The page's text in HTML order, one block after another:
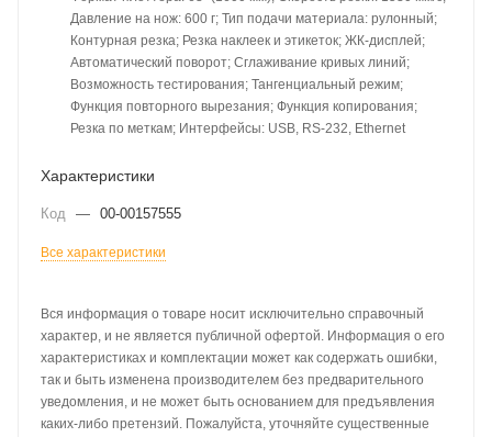
Давление на нож: 600 г; Тип подачи материала: рулонный;
Контурная резка; Резка наклеек и этикеток; ЖК-дисплей;
Автоматический поворот; Сглаживание кривых линий;
Возможность тестирования; Тангенциальный режим;
Функция повторного вырезания; Функция копирования;
Резка по меткам; Интерфейсы: USB, RS-232, Ethernet
Характеристики
Код — 00-00157555
Все характеристики
Вся информация о товаре носит исключительно справочный
характер, и не является публичной офертой. Информация о его
характеристиках и комплектации может как содержать ошибки,
так и быть изменена производителем без предварительного
уведомления, и не может быть основанием для предъявления
каких-либо претензий. Пожалуйста, уточняйте существенные